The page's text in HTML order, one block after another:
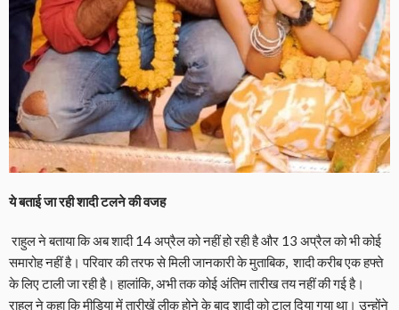
ये बताई जा रही शादी टलने की वजह
राहुल ने बताया कि अब शादी 14 अप्रैल को नहीं हो रही है और 13 अप्रैल को भी कोई
समारोह नहीं है। परिवार की तरफ से मिली जानकारी के मुताबिक, शादी करीब एक हफ्ते
के लिए टाली जा रही है। हालांकि, अभी तक कोई अंतिम तारीख तय नहीं की गई है।
राहुल ने कहा कि मीडिया में तारीखें लीक होने के बाद शादी को टाल दिया गया था। उन्होंने